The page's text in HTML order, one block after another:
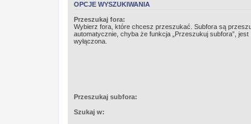
OPCJE WYSZUKIWANIA
Przeszukaj fora:
Wybierz fora, które chcesz przeszukać. Subfora są
automatycznie, chyba że funkcja „Przeszukuj subfora”, jest
wyłączona.
Przeszukaj subfora:
Szukaj w: